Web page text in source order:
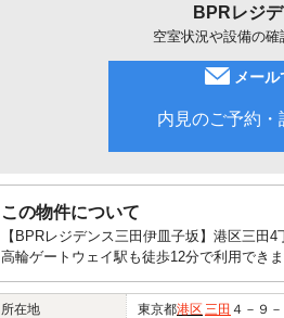
BPRレジ
空室状況や設備の
メー
内見のご予約・
この物件について
【BPRレジデンス三田伊皿子坂】港区三
高輪ゲートウェイ駅も徒歩12分で利用でき
所在地 東京都港区 三田 ４－９－